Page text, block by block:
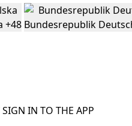
+48 Bundesrepublik
SIGN IN TO THE APP